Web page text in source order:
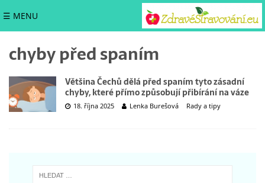
☰ MENU
chyby před spaním
Většina Čechů dělá před spaním tyto zásadní
chyby, které přímo způsobují přibírání na váze
18. října 2025 Lenka Burešová Rady a tipy